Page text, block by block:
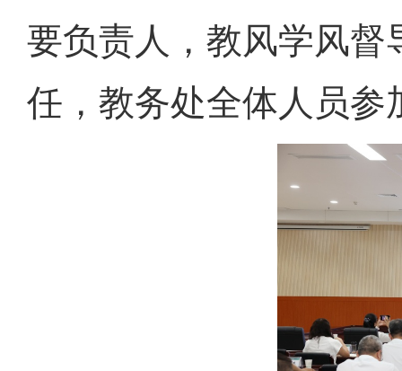
要负责人，教风学风督
任，教务处全体人员参